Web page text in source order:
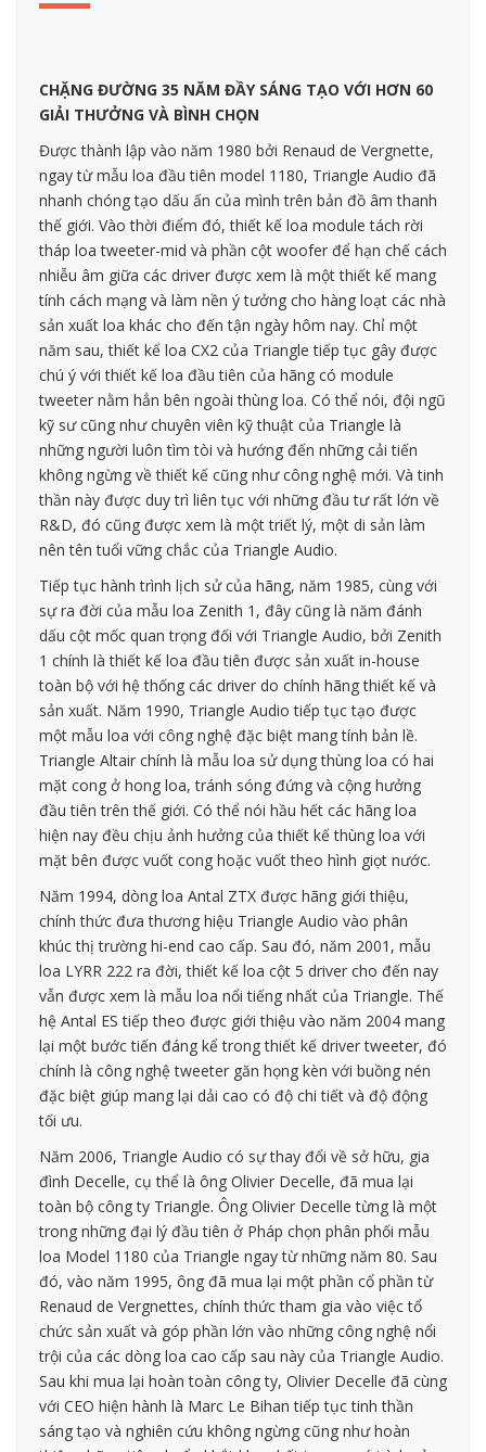
CHẶNG ĐƯỜNG 35 NĂM ĐẦY SÁNG TẠO VỚI HƠN 60
GIẢI THƯỞNG VÀ BÌNH CHỌN
Được thành lập vào năm 1980 bởi Renaud de Vergnette,
ngay từ mẫu loa đầu tiên model 1180, Triangle Audio đã
nhanh chóng tạo dấu ấn của mình trên bản đồ âm thanh
thế giới. Vào thời điểm đó, thiết kế loa module tách rời
tháp loa tweeter-mid và phần cột woofer để hạn chế cách
nhiễu âm giữa các driver được xem là một thiết kế mang
tính cách mạng và làm nền ý tưởng cho hàng loạt các nhà
sản xuất loa khác cho đến tận ngày hôm nay. Chỉ một
năm sau, thiết kế loa CX2 của Triangle tiếp tục gây được
chú ý với thiết kế loa đầu tiên của hãng có module
tweeter nằm hẳn bên ngoài thùng loa. Có thể nói, đội ngũ
kỹ sư cũng như chuyên viên kỹ thuật của Triangle là
những người luôn tìm tòi và hướng đến những cải tiến
không ngừng về thiết kế cũng như công nghệ mới. Và tinh
thần này được duy trì liên tục với những đầu tư rất lớn về
R&D, đó cũng được xem là một triết lý, một di sản làm
nên tên tuổi vững chắc của Triangle Audio.
Tiếp tục hành trình lịch sử của hãng, năm 1985, cùng với
sự ra đời của mẫu loa Zenith 1, đây cũng là năm đánh
dấu cột mốc quan trọng đối với Triangle Audio, bởi Zenith
1 chính là thiết kế loa đầu tiên được sản xuất in-house
toàn bộ với hệ thống các driver do chính hãng thiết kế và
sản xuất. Năm 1990, Triangle Audio tiếp tục tạo được
một mẫu loa với công nghệ đặc biệt mang tính bản lề.
Triangle Altair chính là mẫu loa sử dụng thùng loa có hai
mặt cong ở hong loa, tránh sóng đứng và cộng hưởng
đầu tiên trên thế giới. Có thể nói hầu hết các hãng loa
hiện nay đều chịu ảnh hưởng của thiết kế thùng loa với
mặt bên được vuốt cong hoặc vuốt theo hình giọt nước.
Năm 1994, dòng loa Antal ZTX được hãng giới thiệu,
chính thức đưa thương hiệu Triangle Audio vào phân
khúc thị trường hi-end cao cấp. Sau đó, năm 2001, mẫu
loa LYRR 222 ra đời, thiết kế loa cột 5 driver cho đến nay
vẫn được xem là mẫu loa nổi tiếng nhất của Triangle. Thế
hệ Antal ES tiếp theo được giới thiệu vào năm 2004 mang
lại một bước tiến đáng kể trong thiết kế driver tweeter, đó
chính là công nghệ tweeter găn họng kèn với buồng nén
đặc biệt giúp mang lại dải cao có độ chi tiết và độ động
tối ưu.
Năm 2006, Triangle Audio có sự thay đổi về sở hữu, gia
đình Decelle, cụ thể là ông Olivier Decelle, đã mua lại
toàn bộ công ty Triangle. Ông Olivier Decelle từng là một
trong những đại lý đầu tiên ở Pháp chọn phân phối mẫu
loa Model 1180 của Triangle ngay từ những năm 80. Sau
đó, vào năm 1995, ông đã mua lại một phần cổ phần từ
Renaud de Vergnettes, chính thức tham gia vào việc tổ
chức sản xuất và góp phần lớn vào những công nghệ nổi
trội của các dòng loa cao cấp sau này của Triangle Audio.
Sau khi mua lại hoàn toàn công ty, Olivier Decelle đã cùng
với CEO hiện hành là Marc Le Bihan tiếp tục tinh thần
sáng tạo và nghiên cứu không ngừng cũng như hoàn